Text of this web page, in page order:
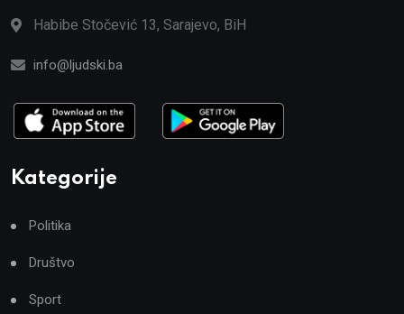
Habibe Stočević 13, Sarajevo, BiH
info@ljudski.ba
Kategorije
Politika
Društvo
Sport